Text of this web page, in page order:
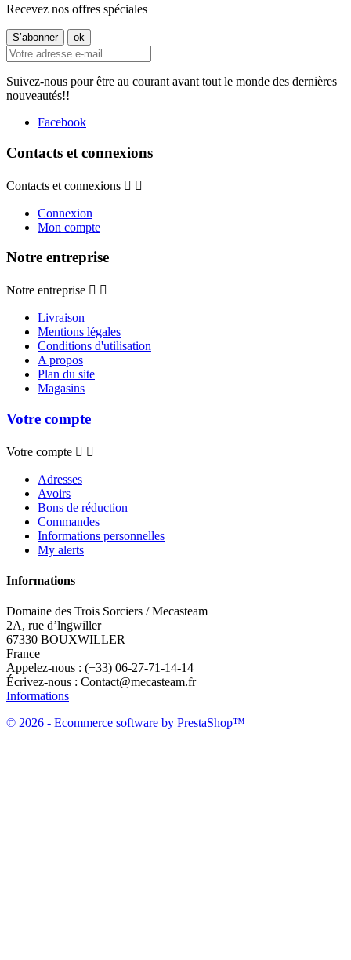
Recevez nos offres spéciales
Suivez-nous pour être au courant avant tout le monde des dernières
nouveautés!!
Facebook
Contacts et connexions
Contacts et connexions  
Connexion
Mon compte
Notre entreprise
Notre entreprise  
Livraison
Mentions légales
Conditions d'utilisation
A propos
Plan du site
Magasins
Votre compte
Votre compte  
Adresses
Avoirs
Bons de réduction
Commandes
Informations personnelles
My alerts
Informations
Domaine des Trois Sorciers / Mecasteam
2A, rue d’lngwiller
67330 BOUXWILLER
France
Appelez-nous : (+33) 06-27-71-14-14
Écrivez-nous : Contact@mecasteam.fr
Informations
© 2026 - Ecommerce software by PrestaShop™